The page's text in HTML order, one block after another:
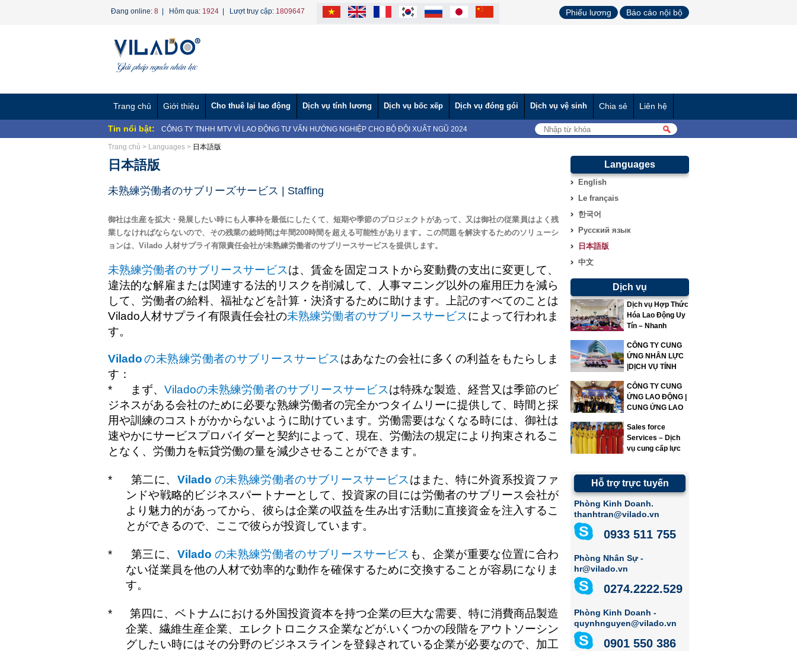
Đang online: 8 | Hôm qua: 1924 | Lượt truy cập: 1809647 Phiếu lương Báo cáo nội bộ
Trang chủ Giới thiệu Cho thuê lại lao động Dịch vụ tính lương Dịch vụ bốc xếp Dịch vụ đóng gói Dịch vụ vệ sinh Chia sẻ Liên hệ
Tin nổi bật:
CÔNG TY TNHH MTV VÌ LAO ĐỘNG TƯ VẤN HƯỚNG NGHIỆP CHO BỘ ĐỘI XUẤT NGŨ 2024
VỀ...
CÔNG TY TNHH MTV VÌ LAO ĐỘNG THAM GIA NGÀY HỘI VIỆC LÀM TẠI TÂY NINH (Lần 2)
Dịch vụ Hợp Thức Hóa Lao Động Uy Tín – Nhanh Chóng – Đúng Quy Định | Vì Lao Động
BAN CHẤP HÀNH CÔNG ĐOÀN VÀ CÔNG TY TNHH MTV VÌ LAO ĐỘNG TẶNG BÁNH TRUNG THU CHO
NHÂN...
Chương trình "Giọt nước nghĩa tình" hỗ trợ nước ngọt cho người dân vùng hạn mặn.
Trang chủ > Languages > 日本語版
日本語版
未熟練労働者のサブリーズサービス | Staffing
御社は生産を拡大・発展したい時にも人事枠を最低にしたくて、短期や季節のプロジェクトがあって、又は御社の従業員はよく残
業しなければならないので、その残業の総時間は年間200時間を超える可能性があります。この問題を解決するためのソリューシ
ョンは、Vilado 人材サプライ有限責任会社が未熟練労働者のサブリースサービスを提供します。
未熟練労働者のサブリースサービスは、賃金を固定コストから変動費の支出に変更して、
違法的な解雇または関連する法的リスクを削減して、人事マニング以外の雇用圧力を減ら
して、労働者の給料、福祉などを計算・決済するために助けます。上記のすべてのことは
Vilado 人材サプライ有限責任会社の未熟練労働者のサブリースサービスによって行われま
す。
Vilado の未熟練労働者のサブリースサービス はあなたの会社に多くの利益をもたらしま
す：
*
まず、 Viladoの未熟練労働者のサブリースサービスは特殊な製造、経営又は季節のビ
ジネスがある会社のために必要な熟練労働者の完全かつタイムリーに提供して、時間と採
用や訓練のコストがかからないように助けています。労働需要はなくなる時には、御社は
速やかにサービスプロバイダーと契約によって、現在、労働法の規定により拘束されるこ
となく、労働力を転貸労働の量を減少させることができます。
*第二に、 Vilado の未熟練労働者のサブリースサービス はまた、特に外資系投資ファ
ンドや戦略的ビジネスパートナーとして、投資家の目には労働者のサブリース会社が
より魅力的があってから、彼らは企業の収益を生み出す活動に直接資金を注入するこ
とができるので、ここで彼らが投資しています。
*第三に、 Vilado の未熟練労働者のサブリースサービス も、企業が重要な位置に合わ
ない従業員を他の人材で効率的な動作を確保するために交換することが容易になりま
す。
*第四に、ベトナムにおける外国投資資本を持つ企業の巨大な需要、特に消費商品製造
企業、繊維生産企業、エレクトロニクス企業などが.いくつかの段階をアウトソーシン
グしたい時にはその分野のビジネスラインを登録されている企業が必要なので、加工
Languages
English
Le français
한국어
Русский язык
日本語版
中文
Dịch vụ
Dịch vụ Hợp Thức
Hóa Lao Động Uy
Tín – Nhanh
Quy Định | Vì Lao
Động
CÔNG TY CUNG
ỨNG NHÂN LỰC
|DỊCH VỤ TÍNH
CÔNG TY CUNG
ỨNG LAO ĐỘNG |
CUNG ỨNG LAO
Sales force
Services – Dịch
vụ cung cấp lực
Hỗ trợ trực tuyến
Phòng Kinh Doanh.
thanhtran@vilado.vn
0933 511 755
Phòng Nhân Sự -
hr@vilado.vn
0274.2222.529
Phòng Kinh Doanh -
quynhnguyen@vilado.vn
0901 550 386